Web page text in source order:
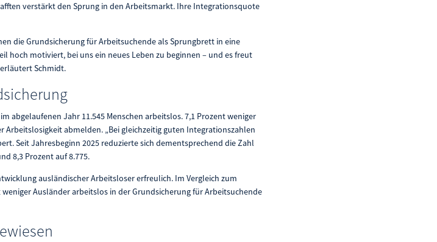
verstärkt den Sprung in den Arbeitsmarkt. Ihre Integrationsquote
die Grundsicherung für Arbeitsuchende als Sprungbrett in eine
hoch motiviert, bei uns ein neues Leben zu beginnen – und es freut
Schmidt.
abgelaufenen Jahr 11.545 Menschen arbeitslos. 7,1 Prozent weniger
Arbeitslosigkeit abmelden. „Bei gleichzeitig guten Integrationszahlen
Seit Jahresbeginn 2025 reduzierte sich dementsprechend die Zahl
8,3 Prozent auf 8.775.
ausländischer Arbeitsloser erfreulich. Im Vergleich zum
Ausländer arbeitslos in der Grundsicherung für Arbeitsuchende